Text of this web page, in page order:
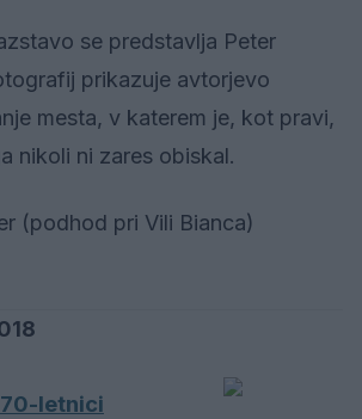
se predstavlja Peter
prikazuje avtorjevo
mesta, v katerem je, kot pravi,
nikoli ni zares obiskal.
(podhod pri Vili Bianca)
70-letnici